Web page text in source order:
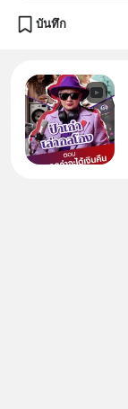
บันทึก